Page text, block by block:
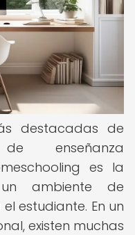
destacadas de
enseñanza
es la
ambiente de
estudiante. En un
existen muchas